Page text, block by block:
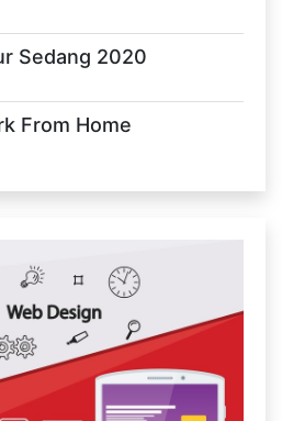
Sedang 2020
From Home